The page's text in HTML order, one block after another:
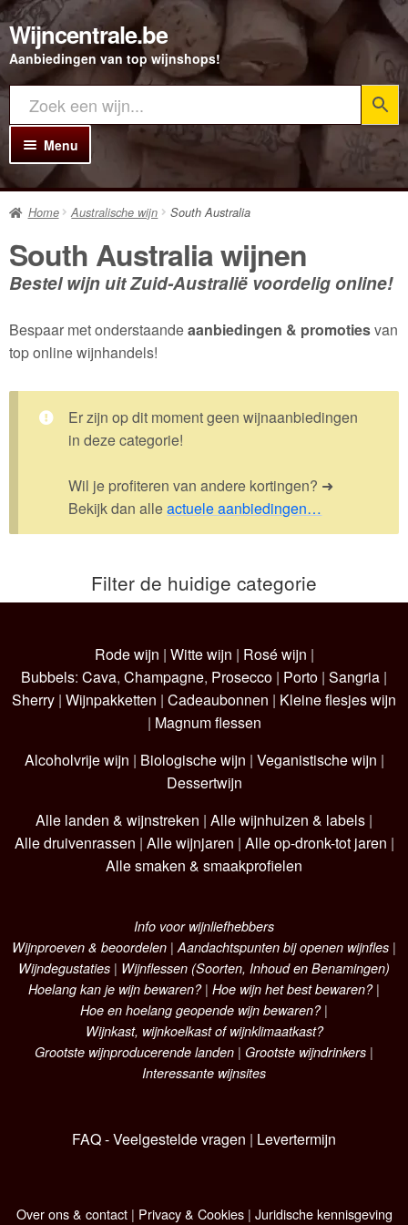
Ga
door
naar
navigatie
Ga
direct
naar
inhoud
Wijncentrale.be
Aanbiedingen van top wijnshops!
Menu
Home
Alle Wijnen
Rode wijn
Witte wijn
Rosé wijn
Wijnpakketten
Kleine flesjes
Magnums
Home Australische wijn South Australia
South Australia wijnen
Bestel wijn uit Zuid-Australië voordelig online!
Bespaar met onderstaandeaanbiedingen & promotiesvan
top online wijnhandels!
Er zijn op dit moment geen wijnaanbiedingen
in deze categorie!
Wil je profiteren van andere kortingen? ➜
Bekijk dan alleactuele aanbiedingen…
Filter de huidige categorie
Rode wijn | Witte wijn | Rosé wijn |
Bubbels: Cava, Champagne, Prosecco | Porto | Sangria |
Sherry | Wijnpakketten | Cadeaubonnen | Kleine flesjes wijn
| Magnum flessen
Alcoholvrije wijn | Biologische wijn | Veganistische wijn |
Dessertwijn
Alle landen & wijnstreken | Alle wijnhuizen & labels |
Alle druivenrassen | Alle wijnjaren | Alle op-dronk-tot jaren |
Alle smaken & smaakprofielen
Info voor wijnliefhebbers
Wijnproeven & beoordelen |Aandachtspunten bij openen wijnfles |
Wijndegustaties | Wijnflessen (Soorten, Inhoud en Benamingen)
Hoelang kan je wijn bewaren?| Hoe wijn het best bewaren?|
Hoe en hoelang geopende wijn bewaren?|
Wijnkast, wijnkoelkast of wijnklimaatkast?
Grootste wijnproducerende landen | Grootste wijndrinkers |
Interessante wijnsites
FAQ - Veelgestelde vragen | Levertermijn
Over ons & contact| Privacy & Cookies| Juridische kennisgeving